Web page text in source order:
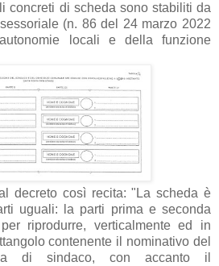
concreti di scheda sono stabiliti da
(n. 86 del 24 marzo 2022
locali e della funzione
decreto così recita: "La scheda è
uguali: la parti prima e seconda
riprodurre, verticalmente ed in
contenente il nominativo del
di sindaco, con accanto il